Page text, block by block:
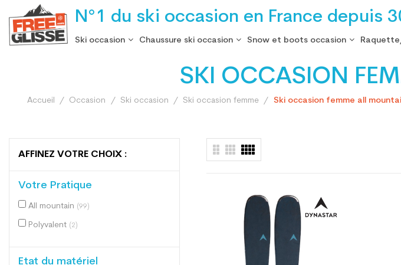
N°1 du ski occasion en France depuis
Ski occasion Chaussure ski occasion Snow et boots occasion
SKI OCCASION
Accueil Occasion Ski occasion Ski occasion femme Ski occasion femme all
AFFINEZ VOTRE CHOIX :
Votre Pratique
All mountain (99)
Polyvalent (2)
Etat du matériel